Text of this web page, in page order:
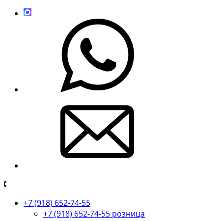
+7 (918) 652-74-55
+7 (918) 652-74-55 розница